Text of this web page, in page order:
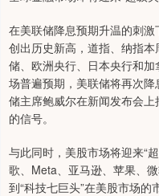
在美联储降息预期升温的刺
创出历史新高，道指、纳指
储、欧洲央行、日本央行和
场普遍预期，美联储将再次
储主席鲍威尔在新闻发布会
的信号。
与此同时，美股市场将迎来“
歌、Meta、亚马逊、苹果、
到“科技七巨头”在美股市场